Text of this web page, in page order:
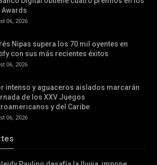
Awards
06, 2026
Nipas supera los 70 mil oyentes en
con sus más recientes éxitos
06, 2026
intenso y aguaceros aislados marcarán
de los XXV Juegos
y del Caribe
06, 2026